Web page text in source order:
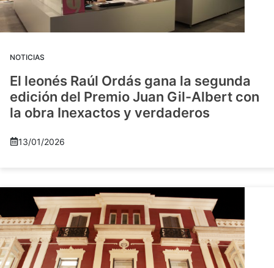
NOTICIAS
El leonés Raúl Ordás gana la segunda
edición del Premio Juan Gil-Albert con
la obra Inexactos y verdaderos
13/01/2026